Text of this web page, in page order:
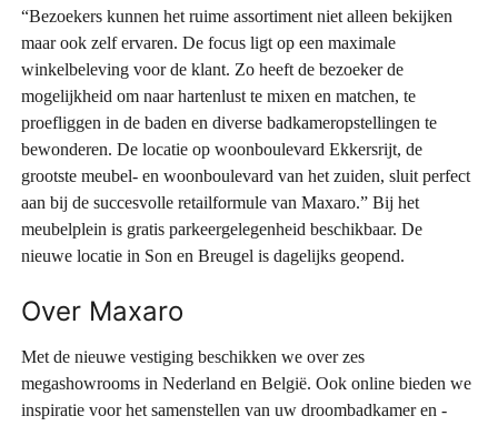
“Bezoekers kunnen het ruime assortiment niet alleen bekijken
maar ook zelf ervaren. De focus ligt op een maximale
winkelbeleving voor de klant. Zo heeft de bezoeker de
mogelijkheid om naar hartenlust te mixen en matchen, te
proefliggen in de baden en diverse badkameropstellingen te
bewonderen. De locatie op woonboulevard Ekkersrijt, de
grootste meubel- en woonboulevard van het zuiden, sluit perfect
aan bij de succesvolle retailformule van Maxaro.” Bij het
meubelplein is gratis parkeergelegenheid beschikbaar. De
nieuwe locatie in Son en Breugel is dagelijks geopend.
Over Maxaro
Met de nieuwe vestiging beschikken we over zes
megashowrooms in Nederland en België. Ook online bieden we
inspiratie voor het samenstellen van uw droombadkamer en -